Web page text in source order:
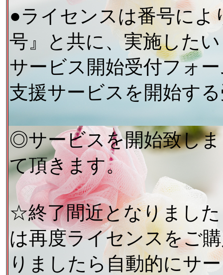
●ライセンスは番号に
号』と共に、実施した
サービス開始受付フォ
支援サービスを開始す
◎サービスを開始致し
て頂きます。
☆終了間近となりまし
は再度ライセンスをご
りましたら自動的にサ